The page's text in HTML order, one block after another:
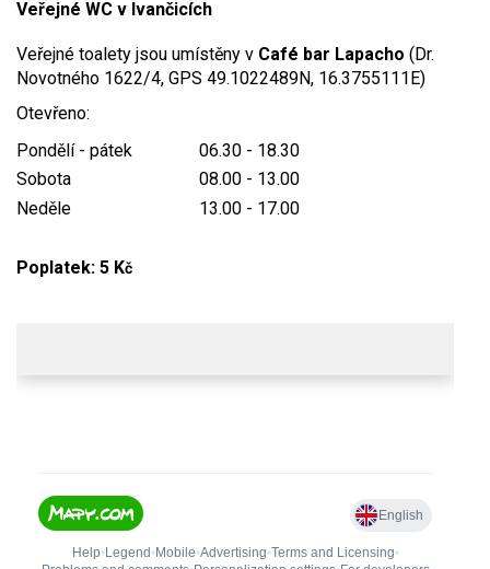
Veřejné WC v Ivančicích
Veřejné toalety jsou umístěny v Café bar Lapacho (Dr.
Novotného 1622/4, GPS 49.1022489N, 16.3755111E)
Otevřeno:
Pondělí - pátek
06.30 - 18.30
Sobota
08.00 - 13.00
Neděle
13.00 - 17.00
Poplatek: 5 Kč